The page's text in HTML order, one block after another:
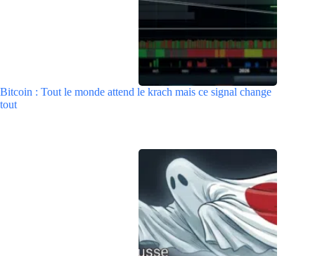
Bitcoin : Tout le monde attend le krach mais ce signal change
tout